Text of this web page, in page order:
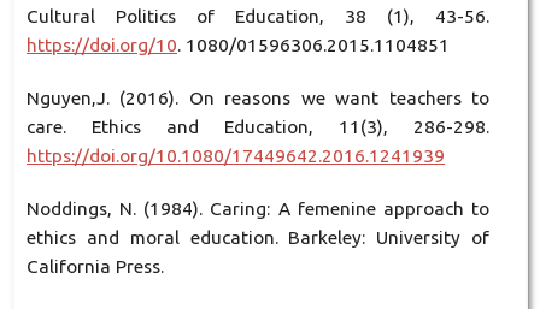
Cultural Politics of Education, 38 (1), 43-56.
https://doi.org/10. 1080/01596306.2015.1104851
Nguyen,J. (2016). On reasons we want teachers to
care. Ethics and Education, 11(3), 286-298.
https://doi.org/10.1080/17449642.2016.1241939
Noddings, N. (1984). Caring: A femenine approach to
ethics and moral education. Barkeley: University of
California Press.